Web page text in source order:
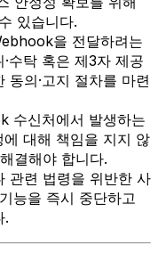
있습니다.
을 전달하려는
수탁 혹은 제3자 제공
의·고지 절차를 마련
수신처에서 발생하는
대해 책임을 지지 않
결해야 합니다.
관련 법령을 위반한 사
능을 즉시 중단하고
.